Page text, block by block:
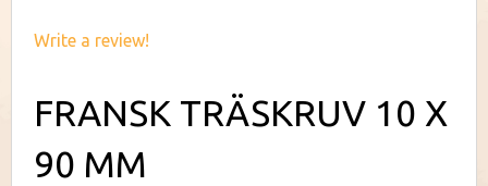
Write a review!
FRANSK TRÄSKRUV 10 X
90 MM